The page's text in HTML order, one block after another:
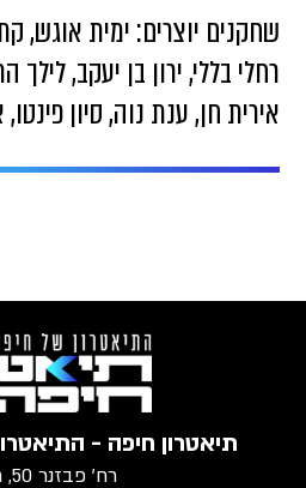
שחקנים יוצרים: ימית אוגש,
רחלי בללי, ירון בן יעקב, לילך
אירית חן, ענת נוה, סיון פינטו,
תיאטרון חיפה -
רח׳ פבזנר 50, חיפה